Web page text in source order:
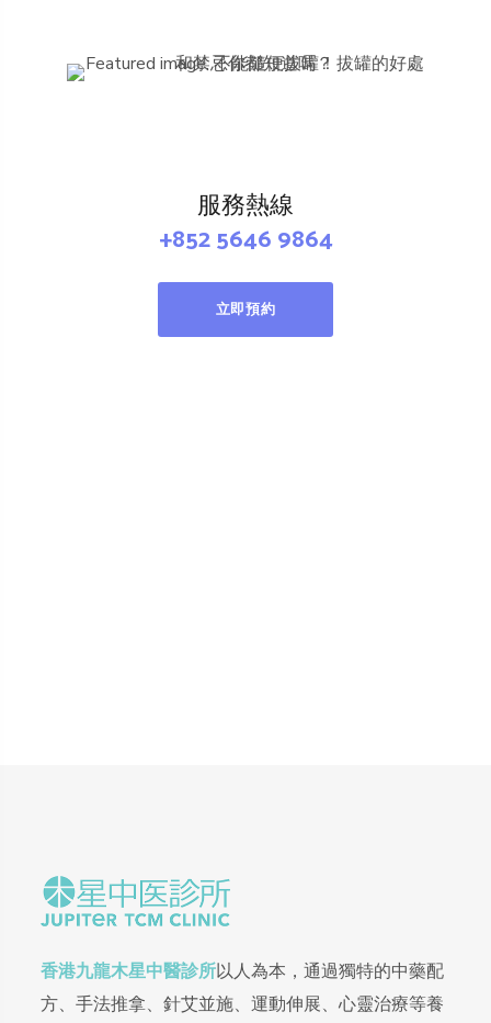
服務熱線
+852 5646 9864
立即預約
香港九龍木星中醫診所以人為本，通過獨特的中藥配
方、手法推拿、針艾並施、運動伸展、心靈治療等養